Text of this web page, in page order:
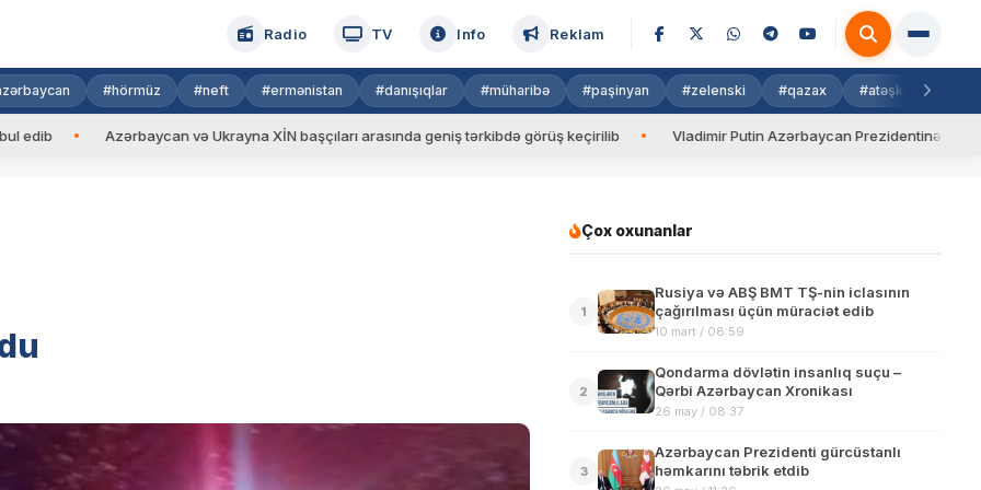
Radio TV Info Reklam
#hörmüz #neft #ermənistan #danışıqlar #müharibə #paşinyan #zelenski #qazax #atəşkəs
Azərbaycan və Ukrayna XİN başçıları arasında geniş tərkibdə görüş keçirilib Vladimir Putin Azərbaycan Prezidentinə zəng edib
Çox oxunanlar
1
Rusiya və ABŞ BMT TŞ-nin iclasının
çağırılması üçün müraciət edib
10 mart / 08:59
2
Qondarma dövlətin insanlıq suçu –
Qərbi Azərbaycan Xronikası
26 may / 08:37
3
Azərbaycan Prezidenti gürcüstanlı
həmkarını təbrik etdib